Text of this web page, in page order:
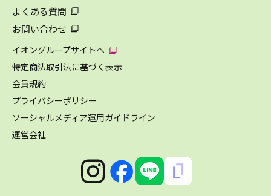
よくある質問
お問い合わせ
イオングループサイトへ
特定商法取引法に基づく表示
会員規約
プライバシーポリシー
ソーシャルメディア運用ガイドライン
運営会社